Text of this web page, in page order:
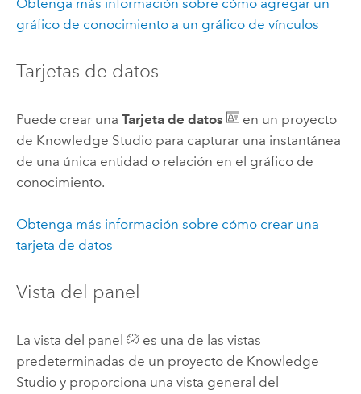
gráfico de conocimiento a un gráfico de vínculos
Tarjetas de datos
Puede crear una Tarjeta de datos
en un proyecto
de Knowledge Studiopara capturar una instantánea
de una única entidad o relación en el gráfico de
conocimiento.
Obtenga más información sobre cómo crear una
tarjeta de datos
Vista del panel
La vista del panel
es una de las vistas
predeterminadas de un proyecto de Knowledge
Studioy proporciona una vista general del